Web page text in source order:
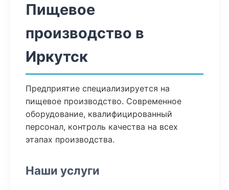
Пищевое
производство в
Иркутск
Предприятие специализируется на
пищевое производство. Современное
оборудование, квалифицированный
персонал, контроль качества на всех
этапах производства.
Наши услуги